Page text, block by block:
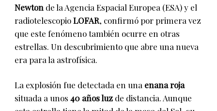
Newton de la Agencia Espacial Europea (ESA) y el
radiotelescopioLOFAR, confirmó por primera vez
que este fenómeno también ocurre en otras
estrellas. Un descubrimiento que abre una nueva
era para la astrofísica.
La explosión fue detectada en una enana roja
situada a unos 40 años luz de distancia. Aunque